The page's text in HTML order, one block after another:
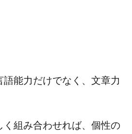
語能力だけでなく、文章力
く組み合わせれば、個性の